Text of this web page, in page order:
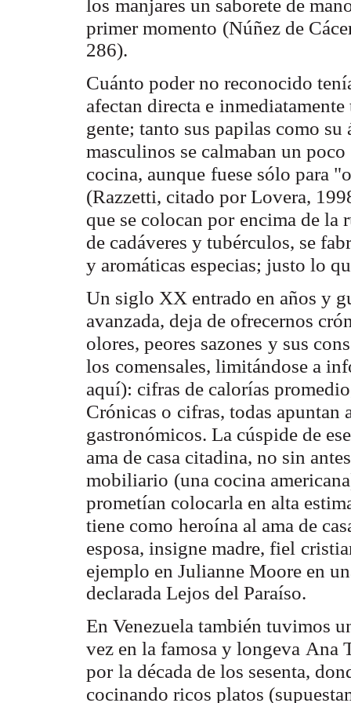
los manjares un saborete de
primer momento (Núñez de
286).
Cuánto poder no reconocido
afectan directa e
gente; tanto sus papilas como su
masculinos se calmaban un poco
cocina, aunque fuese sólo para
(Razzetti, citado por Lovera,
que se colocan por encima de la
de cadáveres y tubérculos, se
y aromáticas especias; justo lo
Un siglo XX entrado en años y
avanzada, deja de ofrecernos
olores, peores sazones y sus
los comensales, limitándose a
aquí): cifras de calorías
Crónicas o cifras, todas apuntan
gastronómicos. La cúspide de
ama de casa citadina, no sin antes
mobiliario (una cocina
prometían colocarla en alta
tiene como heroína al ama de
esposa, insigne madre, fiel
ejemplo en Julianne Moore en
declarada Lejos del Paraíso.
En Venezuela también tuvimos
vez en la famosa y longeva Ana
por la década de los sesenta,
cocinando ricos platos